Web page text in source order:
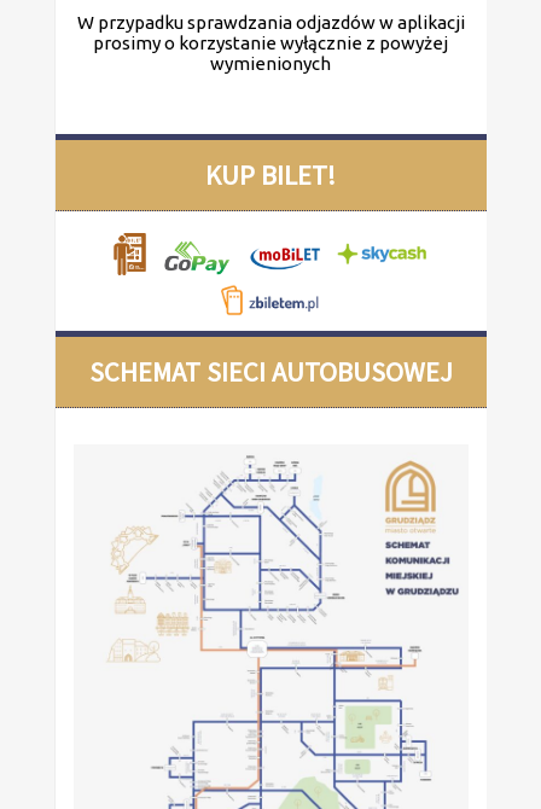
W przypadku sprawdzania odjazdów w aplikacji
prosimy o korzystanie wyłącznie z powyżej
wymienionych
KUP BILET!
SCHEMAT SIECI AUTOBUSOWEJ